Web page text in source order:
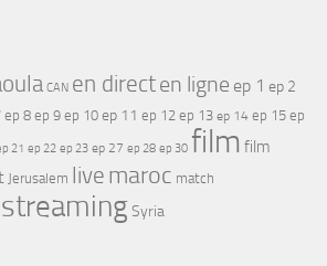
CAN en directen ligne ep 1 ep 2
ep 8 ep 9 ep 10 ep 11 ep 12 ep 13 ep 14 ep 15 ep
21 ep 22 ep 23 ep 27 ep 28 ep 30 film film
Jerusalem live maroc match
streamingSyria